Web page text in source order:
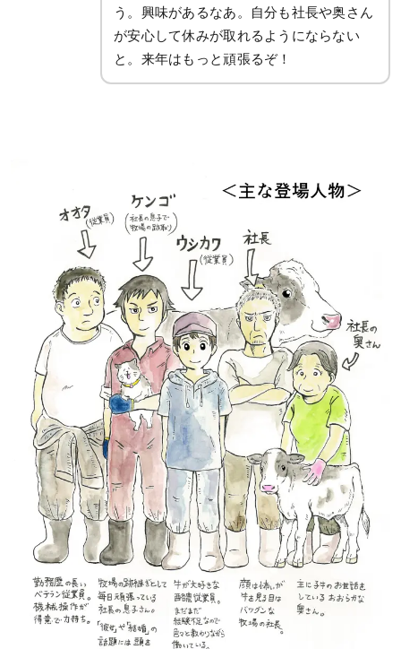
う。興味があるなあ。自分も社長や奥さん
が安心して休みが取れるようにならない
と。来年はもっと頑張るぞ！